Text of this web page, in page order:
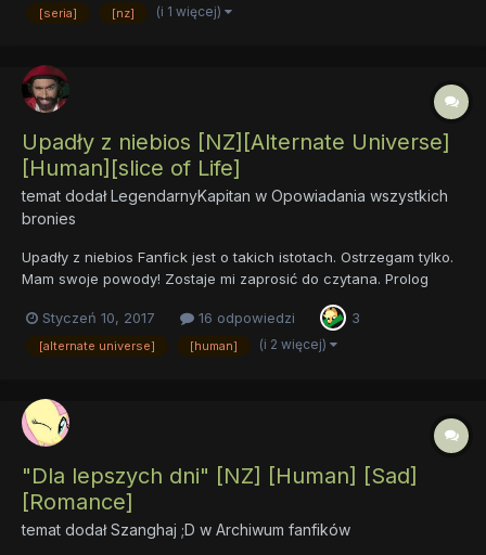
mogę jeszcze powiedzieć, iż mam w planach napisanie jeszcze
[seria] [nz] (i 1 więcej)
Upadły z niebios [NZ][Alternate Universe]
[Human][slice of Life]
temat dodałLegendarnyKapitan w Opowiadania wszystkich
bronies
Upadły z niebios Fanfick jest o takich istotach. Ostrzegam tylko.
Mam swoje powody! Zostaje mi zaprosić do czytana. Prolog
W lesie Ewerfree pojawił się dziwnie wyglądający przybys...
Styczeń 10, 2017 16 odpowiedzi 3
[alternate universe] [human] (i 2 więcej)
"Dla lepszych dni" [NZ] [Human] [Sad]
[Romance]
temat dodałSzanghaj ;D w Archiwum fanfików